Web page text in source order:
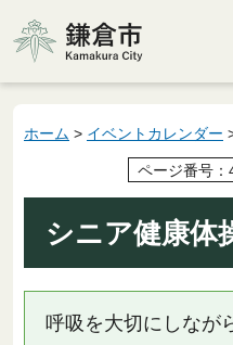
鎌倉市
ホーム > イベントカレンダー
ページ番号：
シニア健康体
呼吸を大切にしなが